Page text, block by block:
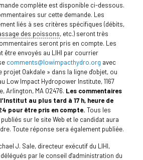
complète est disponible ci-dessous.
sur cette demande. Les
liés à ses critères spécifiques (débits,
des poissons, etc.) seront très
seront pris en compte. Les
être envoyés au LIHI par courrier
comments@lowimpacthydro.org avec
Oakdale » dans la ligne d'objet, ou
Low Impact Hydropower Institute, 1167
Arlington, MA 02476. Les commentaires
au plus tard à 17 h, heure de
pour être pris en compte. Tous les
sur le site Web et le candidat aura
Toute réponse sera également publiée.
J. Sale, directeur exécutif du LIHI,
par le conseil d'administration du